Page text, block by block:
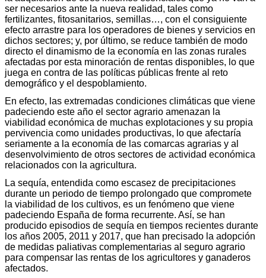
ser necesarios ante la nueva realidad, tales como
fertilizantes, fitosanitarios, semillas…, con el consiguiente
efecto arrastre para los operadores de bienes y servicios en
dichos sectores; y, por último, se reduce también de modo
directo el dinamismo de la economía en las zonas rurales
afectadas por esta minoración de rentas disponibles, lo que
juega en contra de las políticas públicas frente al reto
demográfico y el despoblamiento.
En efecto, las extremadas condiciones climáticas que viene
padeciendo este año el sector agrario amenazan la
viabilidad económica de muchas explotaciones y su propia
pervivencia como unidades productivas, lo que afectaría
seriamente a la economía de las comarcas agrarias y al
desenvolvimiento de otros sectores de actividad económica
relacionados con la agricultura.
La sequía, entendida como escasez de precipitaciones
durante un periodo de tiempo prolongado que compromete
la viabilidad de los cultivos, es un fenómeno que viene
padeciendo España de forma recurrente. Así, se han
producido episodios de sequía en tiempos recientes durante
los años 2005, 2011 y 2017, que han precisado la adopción
de medidas paliativas complementarias al seguro agrario
para compensar las rentas de los agricultores y ganaderos
afectados.